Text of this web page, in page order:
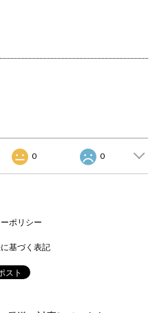
0 0
ポリシー
基づく表記